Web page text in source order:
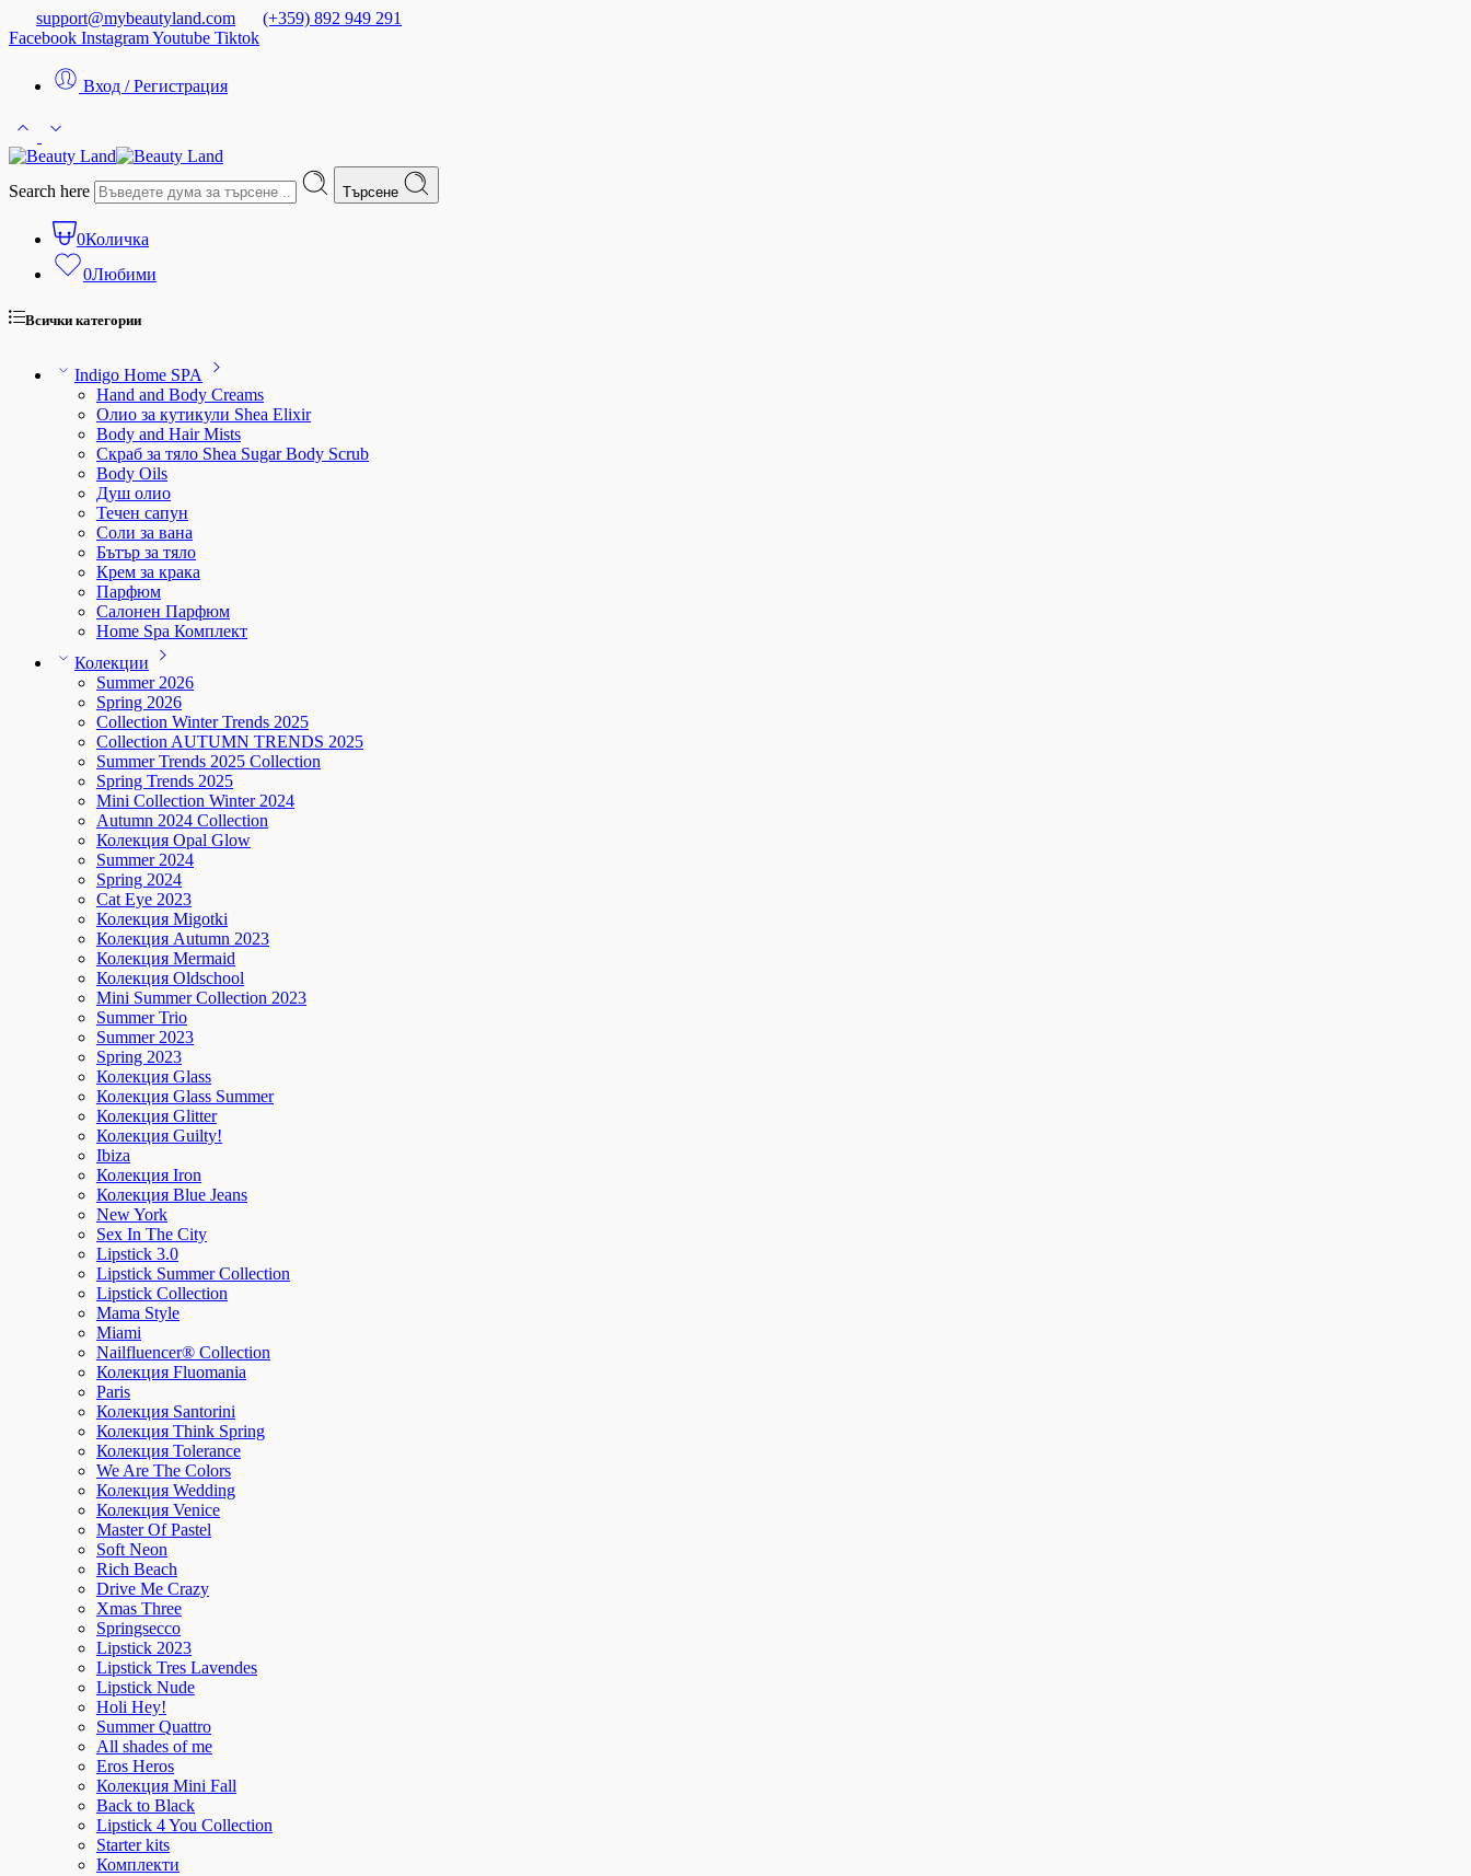
support@mybeautyland.com
(+359) 892 949 291
Facebook InstagramYoutube Tiktok
Вход / Регистрация
Search here Търсене
0Количка
0Любими
Всички категории
Indigo Home SPA
Hand and Body Creams
Олио за кутикули Shea Elixir
Body and Hair Mists
Скраб за тяло Shea Sugar Body Scrub
Body Oils
Душ олио
Течен сапун
Соли за вана
Бътър за тяло
Крем за крака
Парфюм
Салонен Парфюм
Home Spa Комплект
Колекции
Summer 2026
Spring 2026
Collection Winter Trends 2025
Collection AUTUMN TRENDS 2025
Summer Trends 2025 Collection
Spring Trends 2025
Mini Collection Winter 2024
Autumn 2024 Collection
Колекция Opal Glow
Summer 2024
Spring 2024
Cat Eye 2023
Колекция Migotki
Колекция Autumn 2023
Колекция Mermaid
Колекция Oldschool
Mini Summer Collection 2023
Summer Trio
Summer 2023
Spring 2023
Колекция Glass
Колекция Glass Summer
Колекция Glitter
Колекция Guilty!
Ibiza
Колекция Iron
Колекция Blue Jeans
New York
Sex In The City
Lipstick 3.0
Lipstick Summer Collection
Lipstick Collection
Mama Style
Miami
Nailfluencer® Collection
Колекция Fluomania
Paris
Колекция Santorini
Колекция Think Spring
Колекция Tolerance
We Are The Colors
Колекция Wedding
Колекция Venice
Master Of Pastel
Soft Neon
Rich Beach
Drive Me Crazy
Xmas Three
Springsecco
Lipstick 2023
Lipstick Tres Lavendes
Lipstick Nude
Holi Hey!
Summer Quattro
All shades of me
Eros Heros
Колекция Mini Fall
Back to Black
Lipstick 4 You Collection
Starter kits
Комплекти